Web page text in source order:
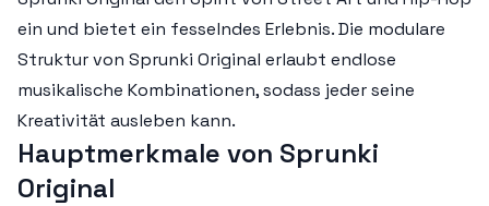
ein und bietet ein fesselndes Erlebnis. Die modulare
Struktur von Sprunki Original erlaubt endlose
musikalische Kombinationen, sodass jeder seine
Kreativität ausleben kann.
Hauptmerkmale von Sprunki
Original